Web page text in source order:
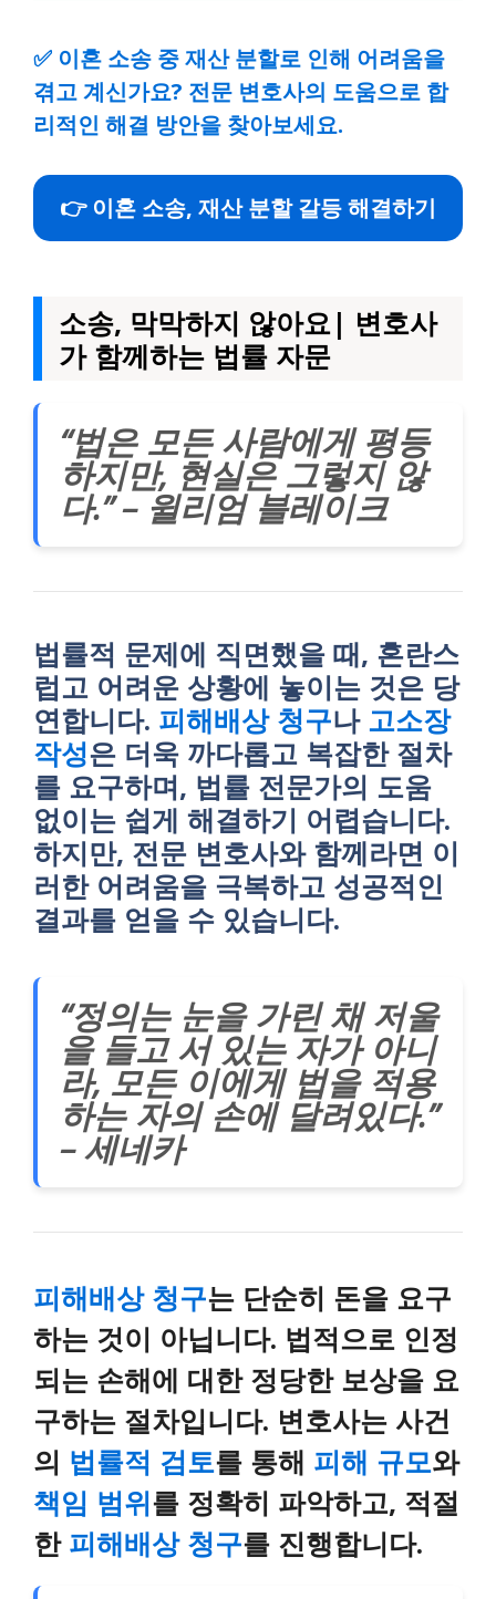
✅ 이혼 소송 중 재산 분할로 인해 어려움을
겪고 계신가요? 전문 변호사의 도움으로 합
리적인 해결 방안을 찾아보세요.
👉 이혼 소송, 재산 분할 갈등 해결하기
소송, 막막하지 않아요| 변호사
가 함께하는 법률 자문
“법은 모든 사람에게 평등
하지만, 현실은 그렇지 않
다.” – 윌리엄 블레이크
법률적 문제에 직면했을 때, 혼란스
럽고 어려운 상황에 놓이는 것은 당
연합니다. 피해배상 청구나 고소장
작성은 더욱 까다롭고 복잡한 절차
를 요구하며, 법률 전문가의 도움
없이는 쉽게 해결하기 어렵습니다.
하지만, 전문 변호사와 함께라면 이
러한 어려움을 극복하고 성공적인
결과를 얻을 수 있습니다.
“정의는 눈을 가린 채 저울
을 들고 서 있는 자가 아니
라, 모든 이에게 법을 적용
하는 자의 손에 달려있다.”
– 세네카
피해배상 청구는 단순히 돈을 요구
하는 것이 아닙니다. 법적으로 인정
되는 손해에 대한 정당한 보상을 요
구하는 절차입니다. 변호사는 사건
의 법률적 검토를 통해 피해 규모와
책임 범위를 정확히 파악하고, 적절
한 피해배상 청구를 진행합니다.